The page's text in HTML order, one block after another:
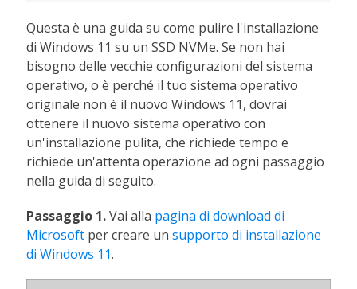
Questa è una guida su come pulire l'installazione
di Windows 11 su un SSD NVMe. Se non hai
bisogno delle vecchie configurazioni del sistema
operativo, o è perché il tuo sistema operativo
originale non è il nuovo Windows 11, dovrai
ottenere il nuovo sistema operativo con
un'installazione pulita, che richiede tempo e
richiede un'attenta operazione ad ogni passaggio
nella guida di seguito.
Passaggio 1.Vai alla pagina di download di
Microsoft per creare unsupporto di installazione
di Windows 11.